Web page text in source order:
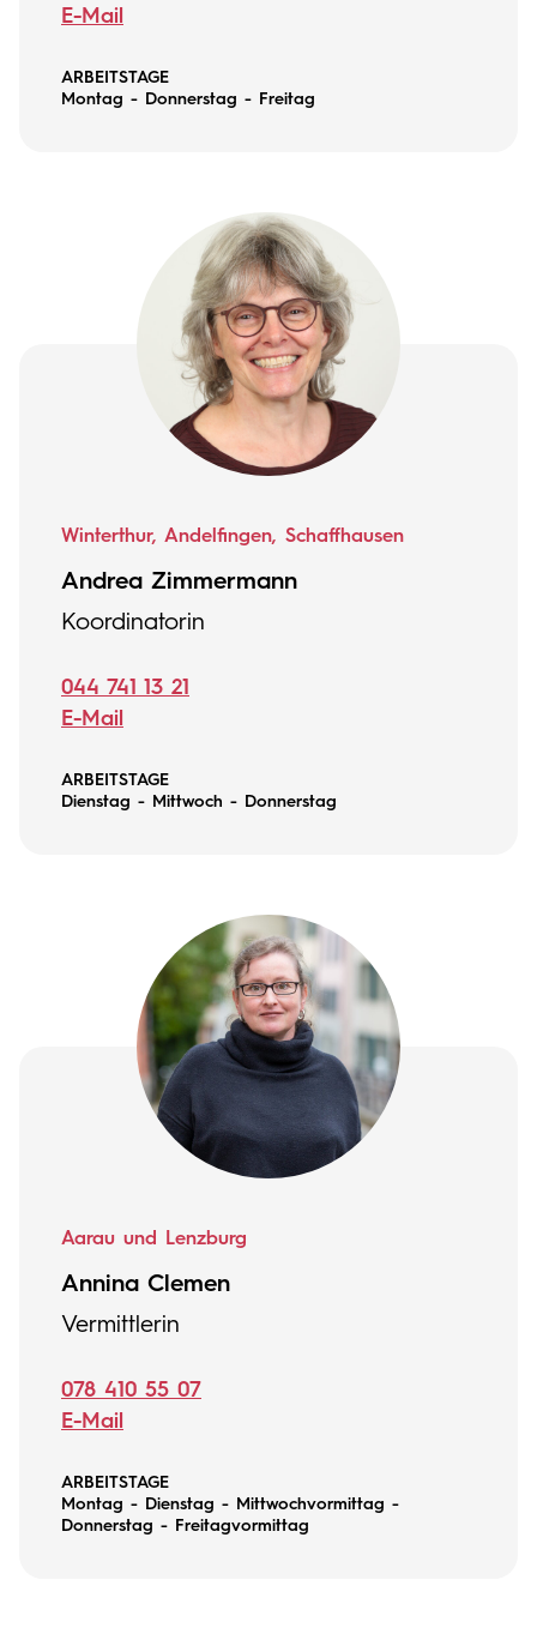
E-Mail
ARBEITSTAGE
Montag - Donnerstag - Freitag
Winterthur, Andelfingen, Schaffhausen
Andrea Zimmermann
Koordinatorin
044 741 13 21
E-Mail
ARBEITSTAGE
Dienstag - Mittwoch - Donnerstag
Aarau und Lenzburg
Annina Clemen
Vermittlerin
078 410 55 07
E-Mail
ARBEITSTAGE
Montag - Dienstag - Mittwochvormittag -
Donnerstag - Freitagvormittag